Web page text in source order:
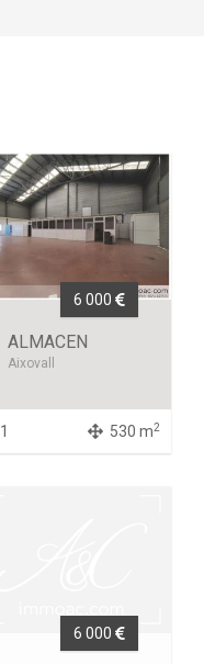
6 000
ALMACEN
Aixovall
1 530 m2
6 000